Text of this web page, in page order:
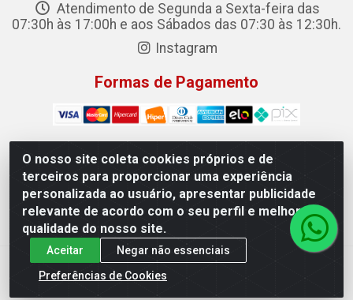
O nosso site coleta cookies próprios e de
terceiros para proporcionar uma experiência
personalizada ao usuário, apresentar publicidade
relevante de acordo com o seu perfil e melhorar a
qualidade do nosso site.
Aceitar
Negar não essenciais
Preferências de Cookies
Atendimento de Segunda a Sexta-feira das
07:30h às 17:00h e aos Sábados das 07:30 às 12:30h.
Instagram
Formas de Pagamento
Machado Carnes Distribuidora de Alimentos LTDA -
Logradouro: Avenida Candido Aleixo, 148 - Centro - Oeiras/PI
- CEP 64.500-000 - 31.391.008/0001-50